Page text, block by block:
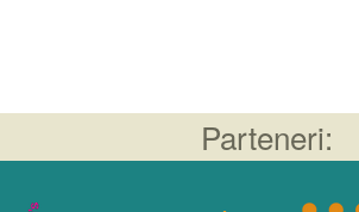
Parteneri: